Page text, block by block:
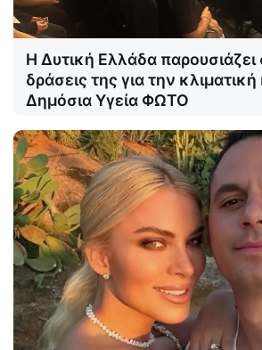
Η Δυτική Ελλάδα παρουσιάζει
δράσεις της για την κλιματική
Δημόσια Υγεία ΦΩΤΟ